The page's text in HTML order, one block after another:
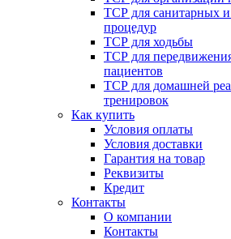
ТСР для санитарных
процедур
ТСР для ходьбы
ТСР для
пациентов
ТСР для домашней
тренировок
Как купить
Условия оплаты
Условия доставки
Гарантия на товар
Реквизиты
Кредит
Контакты
О компании
Контакты